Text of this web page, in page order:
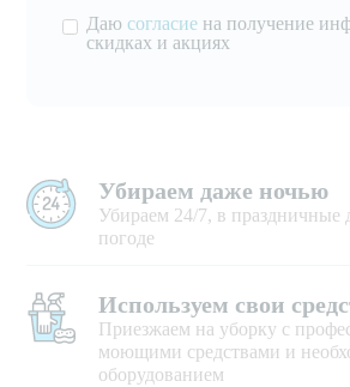
Даю согласие на получение
скидках и акциях
Убираем даже ночью
Убираем 24/7, в
погоде
Используем свои
Приезжаем на уборку с
моющими средствами и
оборудованием